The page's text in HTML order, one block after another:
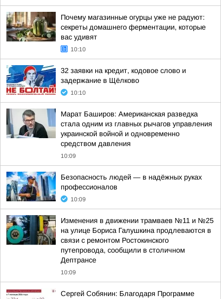
Почему магазинные огурцы уже не радуют:
секреты домашнего ферментации, которые
вас удивят
10:10
32 заявки на кредит, кодовое слово и
задержание в Щёлково
10:10
Марат Баширов: Американская разведка
стала одним из главных рычагов управления
украинской войной и одновременно
средством давления
10:09
Безопасность людей — в надёжных руках
профессионалов
10:09
Изменения в движении трамваев №11 и №25
на улице Бориса Галушкина продлеваются в
связи с ремонтом Ростокинского
путепровода, сообщили в столичном
Дептрансе
10:09
Сергей Собянин: Благодаря Программе